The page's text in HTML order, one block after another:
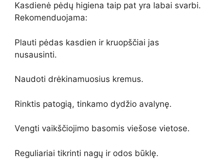
Kasdienė pėdų higiena taip pat yra labai svarbi.
Rekomenduojama:
Plauti pėdas kasdien ir kruopščiai jas
nusausinti.
Naudoti drėkinamuosius kremus.
Rinktis patogią, tinkamo dydžio avalynę.
Vengti vaikščiojimo basomis viešose vietose.
Reguliariai tikrinti nagų ir odos būklę.